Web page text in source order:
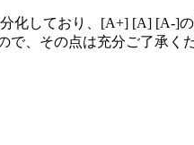
化しており、[A+] [A] [A-]
で、その点は充分ご了承く